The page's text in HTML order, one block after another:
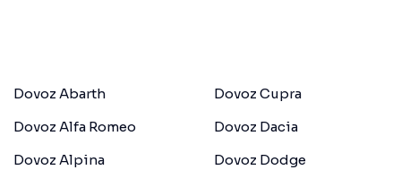
Dovoz Abarth
Dovoz Alfa Romeo
Dovoz Alpina
Dovoz Cupra
Dovoz Dacia
Dovoz Dodge